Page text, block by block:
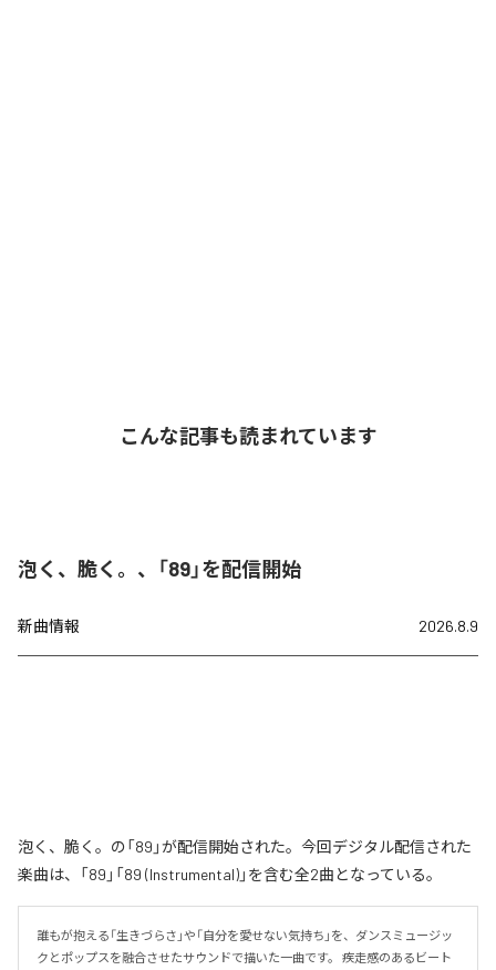
こんな記事も読まれています
泡く、脆く。、「89」を配信開始
新曲情報 2026.8.9
泡く、脆く。の「89」が配信開始された。今回デジタル配信された
楽曲は、「89」「89 (Instrumental)」を含む全2曲となっている。
誰もが抱える「生きづらさ」や「自分を愛せない気持ち」を、ダンスミュージッ
クとポップスを融合させたサウンドで描いた一曲です。 疾走感のあるビート